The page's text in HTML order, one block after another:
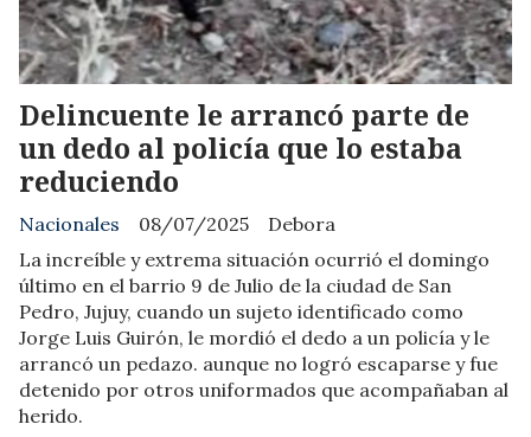
Delincuente le arrancó parte de
un dedo al policía que lo estaba
reduciendo
Debora
Nacionales
08/07/2025
La increíble y extrema situación ocurrió el domingo
último en el barrio 9 de Julio de la ciudad de San
Pedro, Jujuy, cuando un sujeto identificado como
Jorge Luis Guirón, le mordió el dedo a un policía y le
arrancó un pedazo. aunque no logró escaparse y fue
detenido por otros uniformados que acompañaban al
herido.